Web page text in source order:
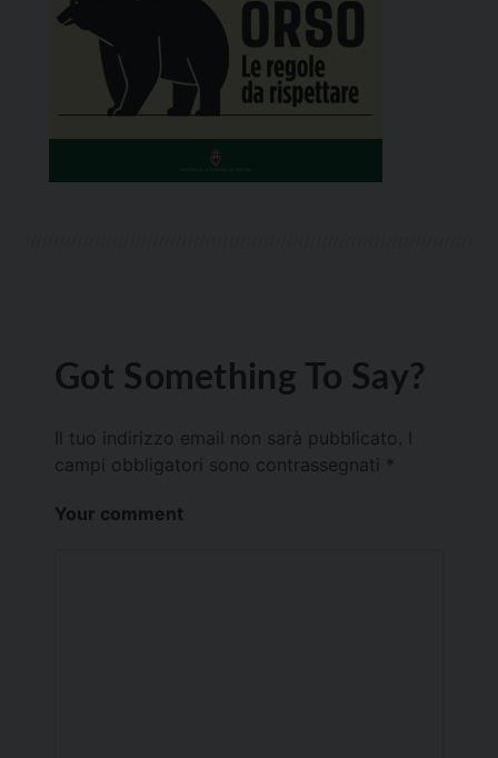
Got Something To Say?
Il tuo indirizzo email non sarà pubblicato.
campi obbligatori sono contrassegnati *
Your comment